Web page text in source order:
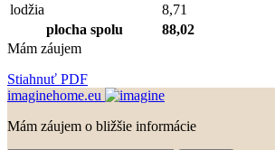
lodžia
8,71
plocha spolu
88,02
Mám záujem
Stiahnuť PDF
imaginehome.eu
Mám záujem o bližšie informácie